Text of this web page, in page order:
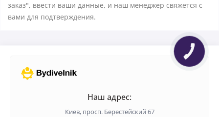
заказ", ввести ваши данные, и наш менеджер свяжется с
вами для подтверждения.
Наш адрес:
Киев, просп. Берестейский 67